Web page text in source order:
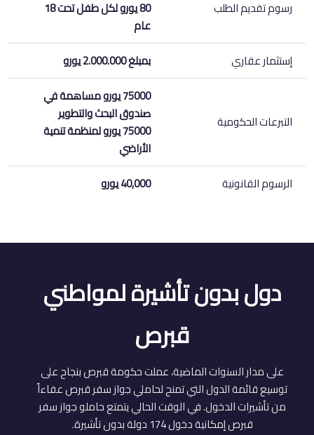
رسوم تقديم الطلب
80 يورو لكل طفل تحت 18
عام
إستثمار عقاري
بمبلغ 2.000.000 يورو
التبرعات الحكومية
75000 يورو مساهمة في
صندوق البحث والتطوير
75000 يورو لمنظمة تنمية
الأراضي
الرسوم القانونية
40,000 يورو
دول بدون تأشيرة لمواطني
قبرص
على مدار السنوات الماضية، عملت حكومة قبرص بنجاح على
توسيع قائمة الدول التي تمنح لحاملي جواز سفر قبرص عفاءاً
من تأشيرات الدخول. في الوقت الحالي يتمتع حاملو جواز سفر
قبرص إمكانية دخول 174 دولة بدون تأشيرة.